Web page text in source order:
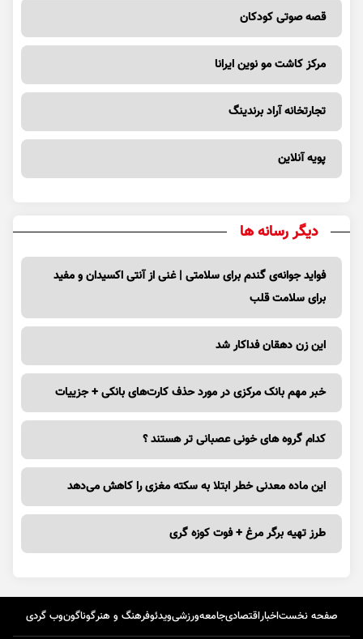
قصه صوتی کودکان
مرکز کاشت مو نوین ایرانا
تجارتخانه آراد برندینگ
پویه آنلاین
دیگر رسانه ها
فواید جوانه‌ی گندم برای سلامتی | غنی از آنتی اکسیدان و مفید
برای سلامت قلب
این زن دهقان فداکار شد
خبر مهم بانک مرکزی در مورد حذف کارت‌های بانکی + جزییات
کدام گروه های خونی عصبانی تر هستند ؟
این ماده معدنی خطر ابتلا به سکته مغزی را کاهش می‌دهد
طرز تهیه برگر مرغ + فوت کوزه گری
صفحه نخستاخباراقتصادیجامعهورزشیویدئوفرهنگ و هنرگوناگونوب گردی